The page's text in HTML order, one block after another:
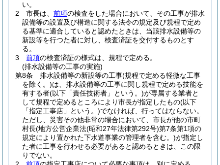
い。
2
市長は、 前項の検査をした場合において、その工事が排水
設備等の設置及び構造に関する法令の規定及び規程で定め
る基準に適合していると認めたときは、当該排水設備等の
新設等を行つた者に対し、検査済証を交付するものとす
る。
3
前項の検査済証の様式は、規程で定める。
(排水設備等の工事の実施)
第8条
排水設備等の新設等の工事(規程で定める軽微な工事
を除く。)は、排水設備等の工事に関し規程で定める技能を
有する者(以下「責任技術者」という。)が専属する業者と
して規程で定めるところにより市長が指定したもの(以下
「指定工事店」という。)でなければ、行ってはならない。
ただし、災害その他非常の場合において、市長が他の市町
村長(地方公営企業法(昭和27年法律第292号)第7条第1項の
規定により置かれた下水道事業の管理者を含む。)が指定し
た者に工事を行わせる必要があると認めるときは、この限
りでない。